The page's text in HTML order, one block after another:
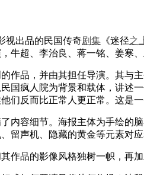
出品的民国传奇剧集 《迷径之
牛超、李治良、蒋一铭、姜寒
品，并由其担任导演。其与主
国疯人院为背景和载体，讲述
们反而比正常人更正常。这是
容细节。海报主体为手绘的脑
留声机、隐藏的黄金等元素对
品的影像风格独树一帜，再加